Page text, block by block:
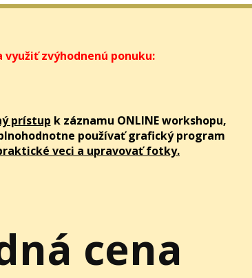
využiť zvýhodnenú ponuku:
prístup k záznamu ONLINE workshopu,
používať grafický program
veci a upravovať fotky.
cena